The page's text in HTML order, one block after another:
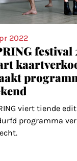
2022
festival
viert tiende
programma